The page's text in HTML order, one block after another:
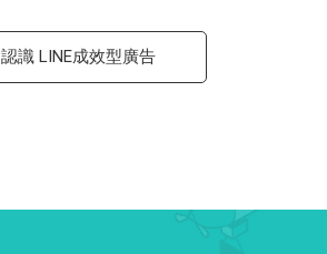
認識 LINE成效型廣告